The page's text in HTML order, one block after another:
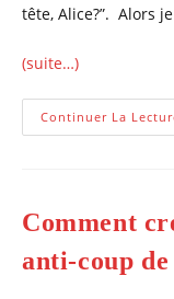
tête, Alice?”. Alors
(suite…)
Continuer La
Comment
anti-coup de